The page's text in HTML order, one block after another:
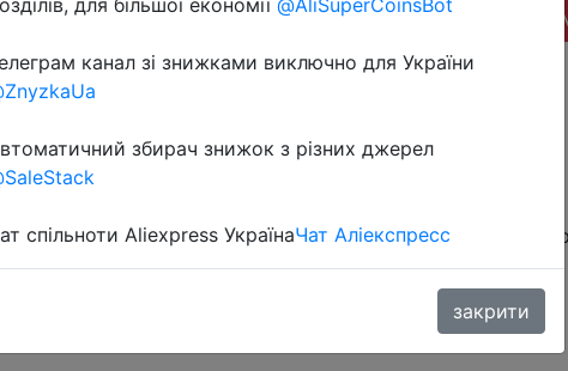
Перейти до
продавца и промокодом 11Schinaplanet12 или любым
$3
для більшої економії @AliSuperCoinsBot
канал зі знижками виключно для України
збирач знижок з різних джерел
спільноти Aliexpress УкраїнаЧат Аліекспресс
закрити